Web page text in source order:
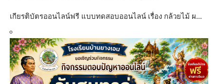
เกียรติบัตรออนไลน์ฟรี แบบทดสอบออนไลน์ เรื่อง กล้วยไม้ ผ…